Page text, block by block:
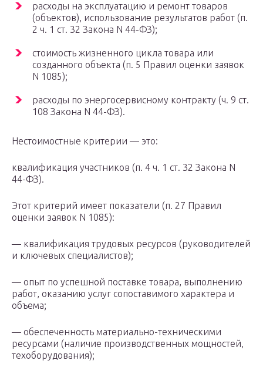
расходы на эксплуатацию и ремонт товаров
(объектов), использование результатов работ (п.
2 ч. 1 ст. 32 Закона N 44-ФЗ);
стоимость жизненного цикла товара или
созданного объекта (п. 5 Правил оценки заявок
N 1085);
расходы по энергосервисному контракту (ч. 9 ст.
108 Закона N 44-ФЗ).
Нестоимостные критерии — это:
квалификация участников (п. 4 ч. 1 ст. 32 Закона N
44-ФЗ).
Этот критерий имеет показатели (п. 27 Правил
оценки заявок N 1085):
— квалификация трудовых ресурсов (руководителей
и ключевых специалистов);
— опыт по успешной поставке товара, выполнению
работ, оказанию услуг сопоставимого характера и
объема;
— обеспеченность материально-техническими
ресурсами (наличие производственных мощностей,
техоборудования);